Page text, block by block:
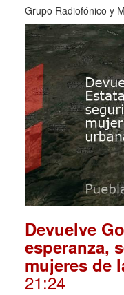
Grupo Radiofónico y
Devuelve
esperanza,
mujeres de
21:24